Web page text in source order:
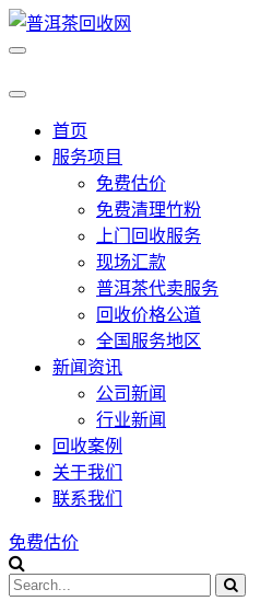
首页
服务项目
免费估价
免费清理竹粉
上门回收服务
现场汇款
普洱茶代卖服务
回收价格公道
全国服务地区
新闻资讯
公司新闻
行业新闻
回收案例
关于我们
联系我们
免费估价